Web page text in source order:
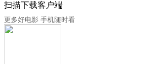
扫描下载客户端
更多好电影 手机随时看